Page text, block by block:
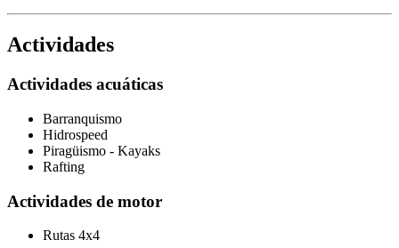
Actividades
Actividades acuáticas
Barranquismo
Hidrospeed
Piragüismo - Kayaks
Rafting
Actividades de motor
Rutas 4x4